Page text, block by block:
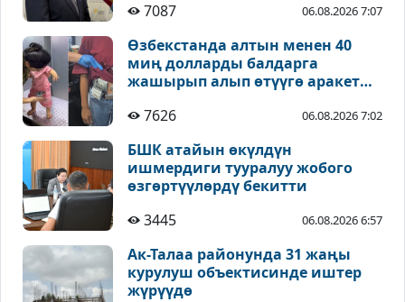
7087
06.08.2026 7:07
Өзбекстанда алтын менен 40
миң долларды балдарга
жашырып алып өтүүгө аракет
7626
06.08.2026 7:02
БШК атайын өкүлдүн
ишмердиги тууралуу жобого
өзгөртүүлөрдү бекитти
3445
06.08.2026 6:57
Ак-Талаа районунда 31 жаңы
курулуш объектисинде иштер
жүрүүдө